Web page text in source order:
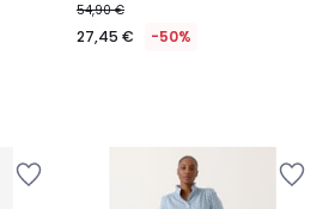
54,90 €
27,45 € -50%